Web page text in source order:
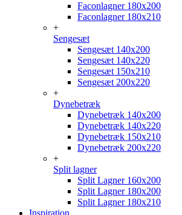
Faconlagner 180x200
Faconlagner 180x210
+
Sengesæt
Sengesæt 140x200
Sengesæt 140x220
Sengesæt 150x210
Sengesæt 200x220
+
Dynebetræk
Dynebetræk 140x200
Dynebetræk 140x220
Dynebetræk 150x210
Dynebetræk 200x220
+
Split lagner
Split Lagner 160x200
Split Lagner 180x200
Split Lagner 180x210
Inspiration